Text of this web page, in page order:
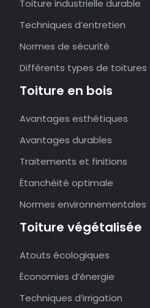
Toiture industrielle durable
Techniques d’entretien
Normes de sécurité
Différents types de toitures
Toiture en bois
Avantages esthétiques
Avantages durables
Traitements et finitions
Étanchéité optimale
Normes environnementales
Toiture végétalisée
Atouts écologiques
Économies d’énergie
Techniques d’irrigation